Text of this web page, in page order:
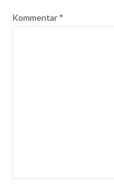
Kommentar *